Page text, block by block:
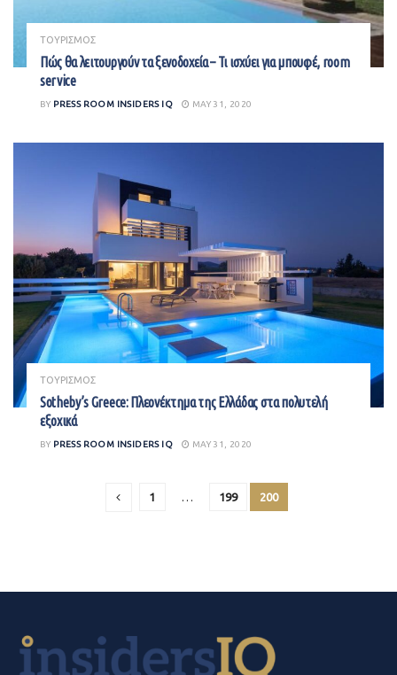
ΤΟΥΡΙΣΜΟΣ
Πώς θα λειτουργούν τα ξενοδοχεία – Τι ισχύει για μπουφέ, room
service
BY PRESS ROOM INSIDERS IQ MAY 31, 2020
ΤΟΥΡΙΣΜΟΣ
Sotheby’s Greece: Πλεονέκτημα της Ελλάδας στα πολυτελή
εξοχικά
BY PRESS ROOM INSIDERS IQ MAY 31, 2020
1 … 199 200